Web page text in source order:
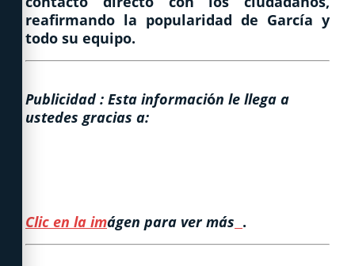
reafirmando la popularidad de García y
todo su equipo.
Publicidad : Esta información le llega a
ustedes gracias a:
Clic en la imágen para ver más .